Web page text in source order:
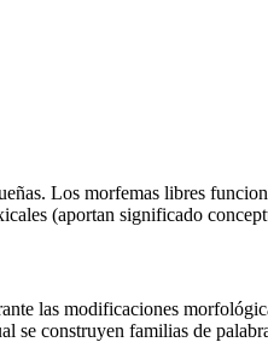
Los morfemas libres
(aportan significado
las modificaciones
construyen familias de